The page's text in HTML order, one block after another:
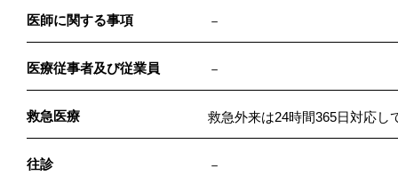
医師に関する事項 －
医療従事者及び従業員 －
救急医療 救急外来は24時間365日対応し
往診 －